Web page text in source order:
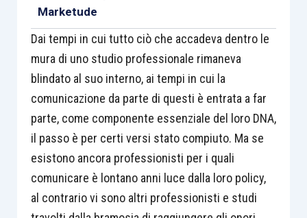
Marketude
Dai tempi in cui tutto ciò che accadeva dentro le
mura di uno studio professionale rimaneva
blindato al suo interno, ai tempi in cui la
comunicazione da parte di questi è entrata a far
parte, come componente essenziale del loro DNA,
il passo è per certi versi stato compiuto. Ma se
esistono ancora professionisti per i quali
comunicare è lontano anni luce dalla loro policy,
al contrario vi sono altri professionisti e studi